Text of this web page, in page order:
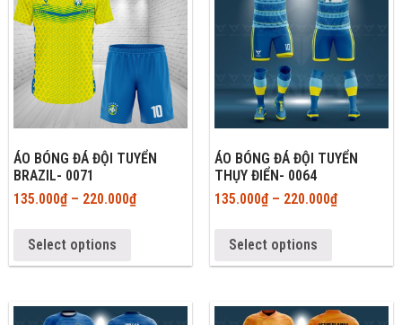
ÁO BÓNG ĐÁ ĐỘI TUYỂN
BRAZIL- 0071
135.000₫– 220.000₫
Select options
ÁO BÓNG ĐÁ ĐỘI TUYỂN
THỤY ĐIỂN- 0064
135.000₫– 220.000₫
Select options